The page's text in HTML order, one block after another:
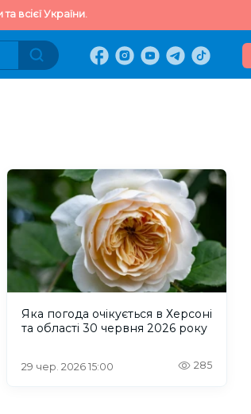
всієї України.
Яка погода очікується в Херсоні
та області 30 червня 2026 року
29 чер. 2026 15:00 285